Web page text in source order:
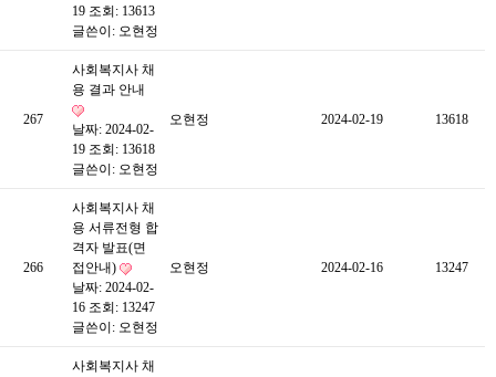
19 조회: 13613
글쓴이: 오현정
267
사회복지사 채
용 결과 안내
날짜: 2024-02-
19 조회: 13618
글쓴이: 오현정
오현정 2024-02-19 13618
266
사회복지사 채
용 서류전형 합
격자 발표(면
접안내)
날짜: 2024-02-
16 조회: 13247
글쓴이: 오현정
오현정 2024-02-16 13247
사회복지사 채